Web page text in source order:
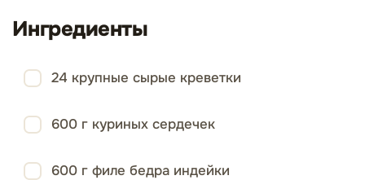
Ингредиенты
24 крупные сырые креветки
600 г куриных сердечек
600 г филе бедра индейки